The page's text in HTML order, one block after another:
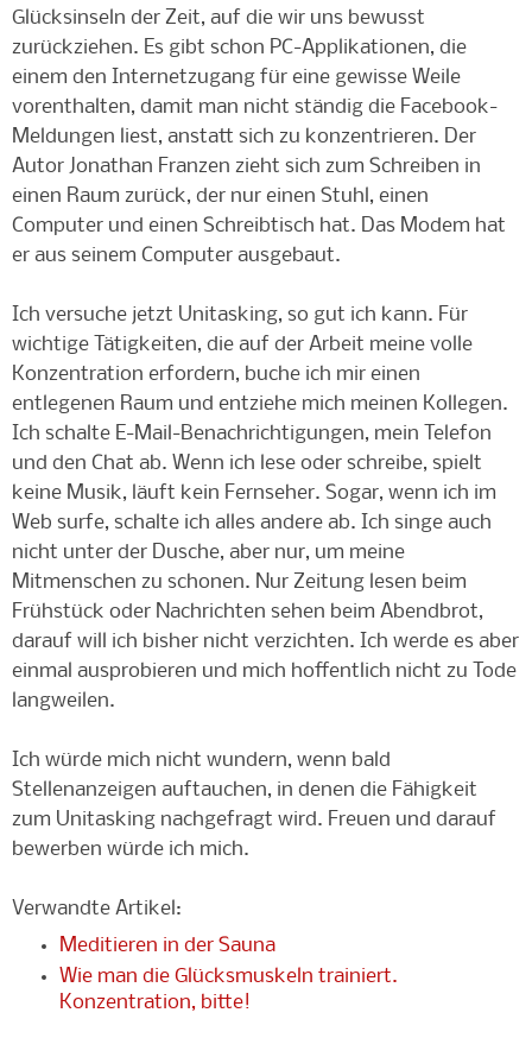
Glücksinseln der Zeit, auf die wir uns bewusst
zurückziehen. Es gibt schon PC-Applikationen, die
einem den Internetzugang für eine gewisse Weile
vorenthalten, damit man nicht ständig die Facebook-
Meldungen liest, anstatt sich zu konzentrieren. Der
Autor Jonathan Franzen zieht sich zum Schreiben in
einen Raum zurück, der nur einen Stuhl, einen
Computer und einen Schreibtisch hat. Das Modem hat
er aus seinem Computer ausgebaut.
Ich versuche jetzt Unitasking, so gut ich kann. Für
wichtige Tätigkeiten, die auf der Arbeit meine volle
Konzentration erfordern, buche ich mir einen
entlegenen Raum und entziehe mich meinen Kollegen.
Ich schalte E-Mail-Benachrichtigungen, mein Telefon
und den Chat ab. Wenn ich lese oder schreibe, spielt
keine Musik, läuft kein Fernseher. Sogar, wenn ich im
Web surfe, schalte ich alles andere ab. Ich singe auch
nicht unter der Dusche, aber nur, um meine
Mitmenschen zu schonen. Nur Zeitung lesen beim
Frühstück oder Nachrichten sehen beim Abendbrot,
darauf will ich bisher nicht verzichten. Ich werde es aber
einmal ausprobieren und mich hoffentlich nicht zu Tode
langweilen.
Ich würde mich nicht wundern, wenn bald
Stellenanzeigen auftauchen, in denen die Fähigkeit
zum Unitasking nachgefragt wird. Freuen und darauf
bewerben würde ich mich.
Verwandte Artikel:
Meditieren in der Sauna
Wie man die Glücksmuskeln trainiert.
Konzentration, bitte!